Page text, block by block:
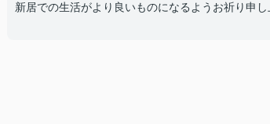
新居での生活がより良いものになるようお祈り申し